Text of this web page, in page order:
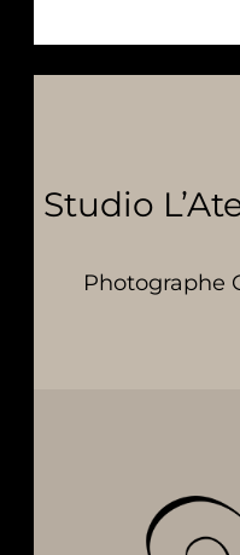
Studio
Photographe